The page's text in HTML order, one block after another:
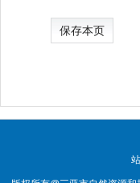
保存本页